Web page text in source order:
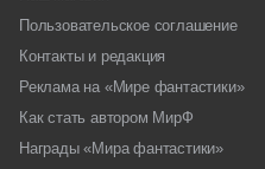
Пользовательское соглашение
Контакты и редакция
Реклама на «Мире фантастики»
Как стать автором МирФ
Награды «Мира фантастики»